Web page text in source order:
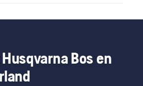
snoerloze grastrimmers voor
gebruik in de tuin.
Bos en